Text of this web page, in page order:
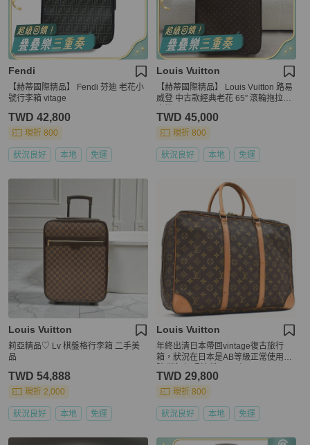
Fendi
【赫蒂國際精品】 Fendi 芬迪 老花小
號行李箱 vitage
TWD 42,800
現折 800
狀況良好 本地 免運
Louis Vuitton
【赫蒂國際精品】 Louis Vuitton 路易
威登 中古款經典老花 65” 滾輪拖拉行
TWD 45,000
現折 800
狀況良好 本地 免運
Louis Vuitton
莉亞精品♡ Lv 棋盤格行李箱 二手美
品
TWD 54,888
現折 2,000
狀況良好 本地 免運
Louis Vuitton
年終出清日本帶回vintage復古旅行
箱，狀況在日本是AB等級正常使用痕
輕微水漬痕跡
TWD 29,800
現折 800
狀況良好 本地 免運